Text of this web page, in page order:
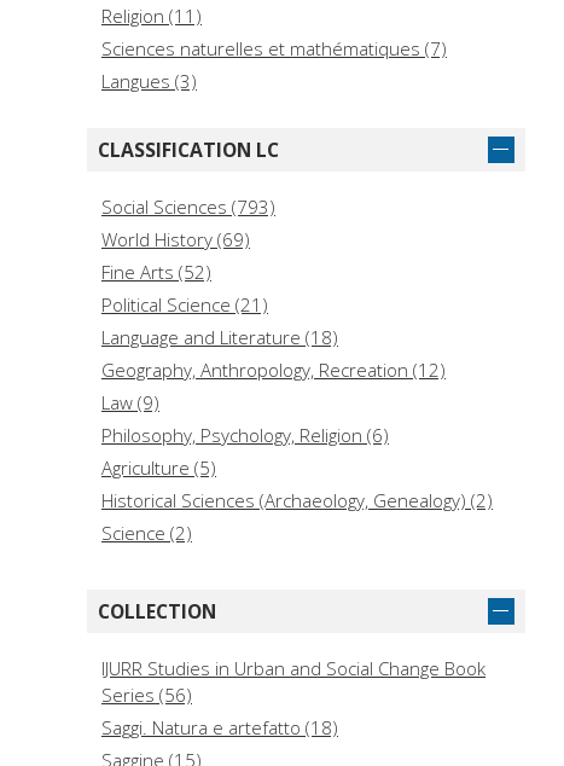
Religion (11)
Sciences naturelles et mathématiques (7)
Langues (3)
CLASSIFICATION LC
Social Sciences (793)
World History (69)
Fine Arts (52)
Political Science (21)
Language and Literature (18)
Geography, Anthropology, Recreation (12)
Law (9)
Philosophy, Psychology, Religion (6)
Agriculture (5)
Historical Sciences (Archaeology, Genealogy) (2)
Science (2)
History of the Americas (Local) (1)
Medicine (1)
Technology (1)
Bibliography, Library Science, Information
Resources (1)
COLLECTION
IJURR Studies in Urban and Social Change Book
Series (56)
Saggi. Natura e artefatto (18)
Saggine (15)